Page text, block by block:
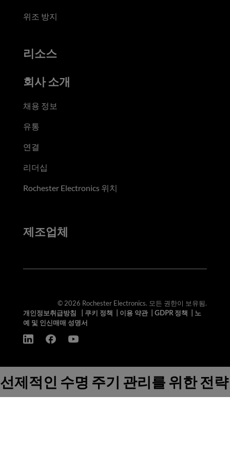
위조 방지
리소스
회사 소개
채용 정보
유통
연결
리더십
Rochester Electronics 위치
제조업체
© 2026 Rochester Electronics. 모든 권한이 보유됨.
개인정보취급방침
쿠키 정책 이용 약관| GDPR 정책
노
예 및 인신매매 성명서
선제적인 수명 주기 관리를 위한 전략